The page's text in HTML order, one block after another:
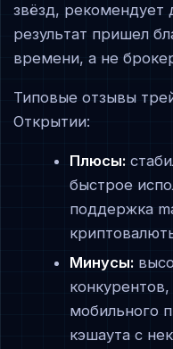
звёзд, рекомендует
результат пришел
времени, а не
Типовые отзывы
Открытии:
Плюсы:
быстрое
поддержка
Минусы:
мобильного
кэшаута с